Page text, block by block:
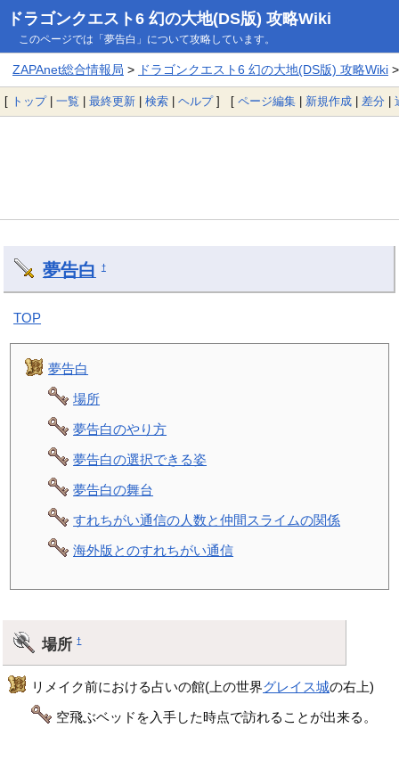
ドラゴンクエスト6 幻の大地(DS版) 攻略Wiki
このページでは「夢告白」について攻略しています。
ZAPAnet総合情報局 > ドラゴンクエスト6 幻の大地(DS版) 攻略Wiki>
[ トップ| 一覧 | 最終更新 | 検索 | ヘルプ] [ ページ編集 | 新規作成 | 差分 |
夢告白 †
TOP
夢告白
場所
夢告白のやり方
夢告白の選択できる姿
夢告白の舞台
すれちがい通信の人数と仲間スライムの関係
海外版とのすれちがい通信
場所†
リメイク前における占いの館(上の世界グレイス城の右上)
空飛ぶベッドを入手した時点で訪れることが出来る。